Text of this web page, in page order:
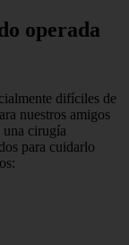
operada
difíciles de
nuestros amigos
una cirugía
para cuidarlo